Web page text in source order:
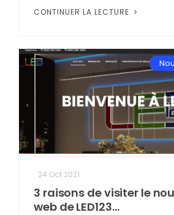
CONTINUER LA LECTURE
24 Oct 2021
3 raisons de visiter le
web de LED123...